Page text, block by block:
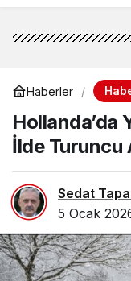
Haberler
Hollanda’da
İlde Turuncu
Sedat
5 Ocak